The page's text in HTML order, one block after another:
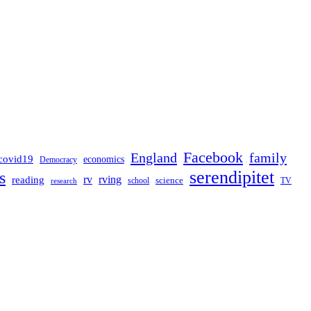
Democracy economics England Facebook family
reading research rv rving school science serendipitet TV